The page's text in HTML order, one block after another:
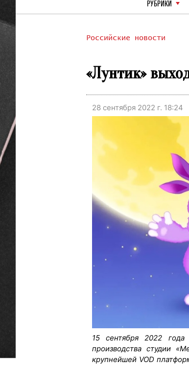
РУБРИКИ
Российские новости
«Лунтик»
28 сентября 2022 г. 18:24
15 сентября 2022 года
производства студии
крупнейшей VOD